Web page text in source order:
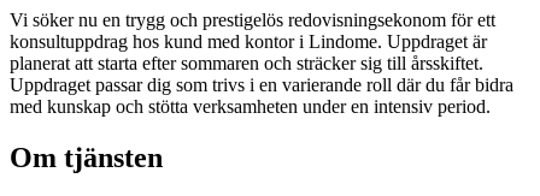
Vi söker nu en trygg och prestigelös redovisningsekonom för ett
konsultuppdrag hos kund med kontor i Lindome. Uppdraget är
planerat att starta efter sommaren och sträcker sig till årsskiftet.
Uppdraget passar dig som trivs i en varierande roll där du får bidra
med kunskap och stötta verksamheten under en intensiv period.
Om tjänsten